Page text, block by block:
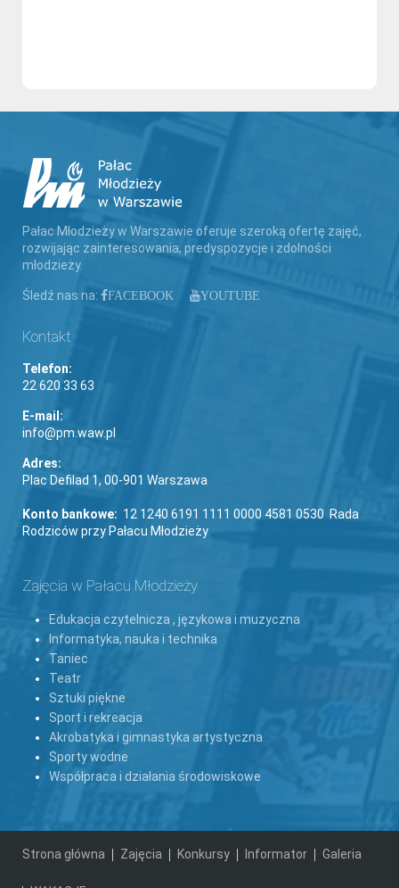
Pałac Młodzieży w Warszawie oferuje szeroką ofertę zajęć,
rozwijając zainteresowania, predyspozycje i zdolności
młodzieży.
Śledź nas na: FACEBOOK YOUTUBE
Kontakt
Telefon:
22 620 33 63
E-mail:
info@pm.waw.pl
Adres:
Plac Defilad 1, 00-901 Warszawa
Konto bankowe: 12 1240 6191 1111 0000 4581 0530 Rada
Rodziców przy Pałacu Młodzieży
Zajęcia w Pałacu Młodzieży
Edukacja czytelnicza , językowa i muzyczna
Informatyka, nauka i technika
Taniec
Teatr
Sztuki piękne
Sport i rekreacja
Akrobatyka i gimnastyka artystyczna
Sporty wodne
Współpraca i działania środowiskowe
Strona główna Zajęcia Konkursy Informator Galeria